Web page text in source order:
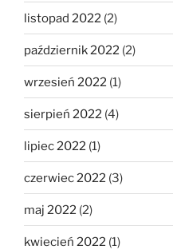
listopad 2022 (2)
październik 2022 (2)
wrzesień 2022 (1)
sierpień 2022 (4)
lipiec 2022 (1)
czerwiec 2022 (3)
maj 2022 (2)
kwiecień 2022 (1)